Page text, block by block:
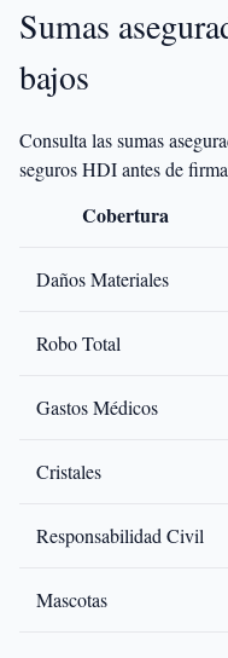
Sumas
bajos
Consulta las sumas
seguros HDI antes de
Cobertura
Daños Materiales
Robo Total
Gastos Médicos
Cristales
Responsabilidad Civil
Mascotas